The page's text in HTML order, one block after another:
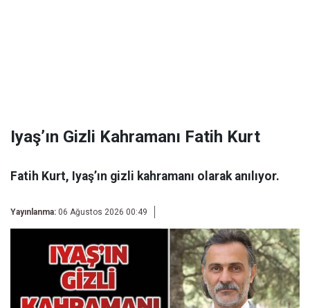
Iyaş’ın Gizli Kahramanı Fatih Kurt
Fatih Kurt, Iyaş’ın gizli kahramanı olarak anılıyor.
Yayınlanma: 06 Ağustos 2026 00:49